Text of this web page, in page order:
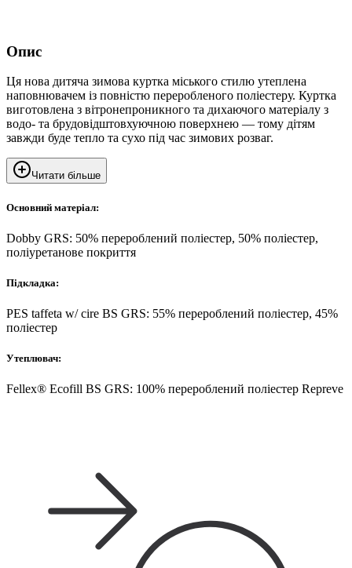
Опис
Ця нова дитяча зимова куртка міського стилю утеплена
наповнювачем із повністю переробленого поліестеру. Куртка
виготовлена ​​з вітронепроникного та дихаючого матеріалу з
водо- та брудовідштовхуючною поверхнею — тому дітям
завжди буде тепло та сухо під час зимових розваг.
Читати більше
Основний матеріал:
Dobby GRS: 50% перероблений поліестер, 50% поліестер,
поліуретанове покриття
Підкладка:
PES taffeta w/ cire BS GRS: 55% перероблений поліестер, 45%
поліестер
Утеплювач:
Fellex® Ecofill BS GRS: 100% перероблений поліестер Repreve